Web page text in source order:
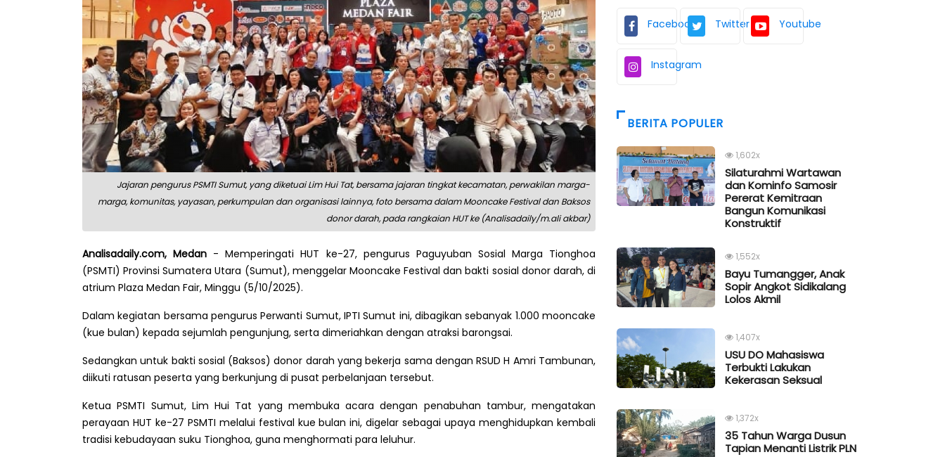
Jajaran pengurus PSMTI Sumut, yang diketuai Lim Hui Tat, bersama jajaran tingkat kecamatan, perwakilan marga-
marga, komunitas, yayasan, perkumpulan dan organisasi lainnya, foto bersama dalam Mooncake Festival dan Baksos
donor darah, pada rangkaian HUT ke (Analisadaily/m.ali akbar)
Analisadaily.com, Medan - Memperingati HUT ke-27, pengurus Paguyuban Sosial Marga Tionghoa
(PSMTI) Provinsi Sumatera Utara (Sumut), menggelar Mooncake Festival dan bakti sosial donor darah, di
atrium Plaza Medan Fair, Minggu (5/10/2025).
Dalam kegiatan bersama pengurus Perwanti Sumut, IPTI Sumut ini, dibagikan sebanyak 1.000 mooncake
(kue bulan) kepada sejumlah pengunjung, serta dimeriahkan dengan atraksi barongsai.
Sedangkan untuk bakti sosial (Baksos) donor darah yang bekerja sama dengan RSUD H Amri Tambunan,
diikuti ratusan peserta yang berkunjung di pusat perbelanjaan tersebut.
Ketua PSMTI Sumut, Lim Hui Tat yang membuka acara dengan penabuhan tambur, mengatakan
perayaan HUT ke-27 PSMTI melalui festival kue bulan ini, digelar sebagai upaya menghidupkan kembali
tradisi kebudayaan suku Tionghoa, guna menghormati para leluhur.
Facebook Twitter Youtube
Instagram
BERITA POPULER
1,602x
Silaturahmi Wartawan
dan Kominfo Samosir
Pererat Kemitraan
Bangun Komunikasi
Konstruktif
1,552x
Bayu Tumangger, Anak
Sopir Angkot Sidikalang
Lolos Akmil
1,407x
USU DO Mahasiswa
Terbukti Lakukan
Kekerasan Seksual
1,372x
35 Tahun Warga Dusun
Tapian Menanti Listrik PLN